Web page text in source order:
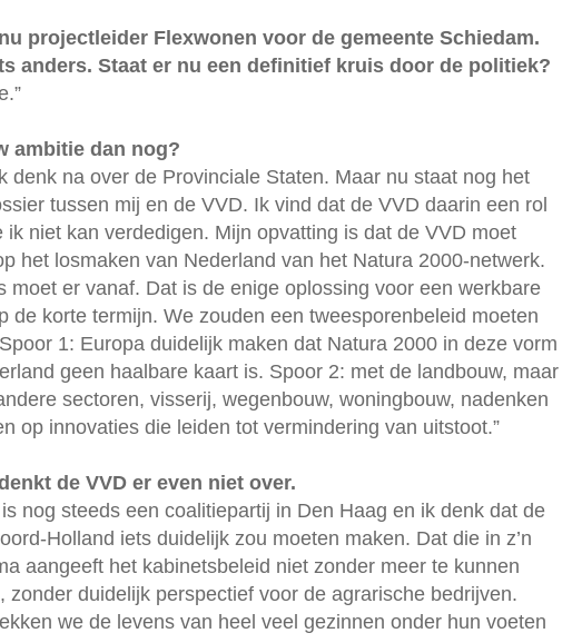
projectleider Flexwonen voor de gemeente Schiedam.
anders. Staat er nu een definitief kruis door de politiek?
ambitie dan nog?
denk na over de Provinciale Staten. Maar nu staat nog het
tussen mij en de VVD. Ik vind dat de VVD daarin een rol
ik niet kan verdedigen. Mijn opvatting is dat de VVD moet
het losmaken van Nederland van het Natura 2000-netwerk.
moet er vanaf. Dat is de enige oplossing voor een werkbare
de korte termijn. We zouden een tweesporenbeleid moeten
1: Europa duidelijk maken dat Natura 2000 in deze vorm
geen haalbare kaart is. Spoor 2: met de landbouw, maar
sectoren, visserij, wegenbouw, woningbouw, nadenken
op innovaties die leiden tot vermindering van uitstoot.”
de VVD er even niet over.
is nog steeds een coalitiepartij in Den Haag en ik denk dat de
Holland iets duidelijk zou moeten maken. Dat die in z’n
aangeeft het kabinetsbeleid niet zonder meer te kunnen
zonder duidelijk perspectief voor de agrarische bedrijven.
we de levens van heel veel gezinnen onder hun voeten